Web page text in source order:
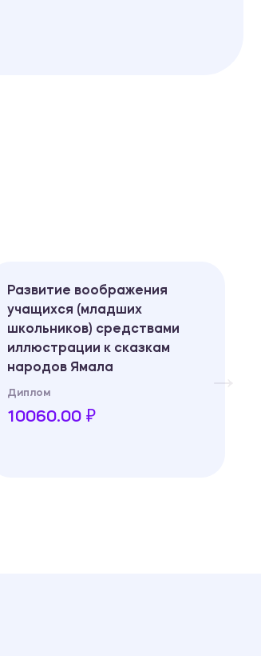
Развитие воображения
учащихся (младших
школьников) средствами
иллюстрации к сказкам
народов Ямала
Диплом
10060.00 ₽